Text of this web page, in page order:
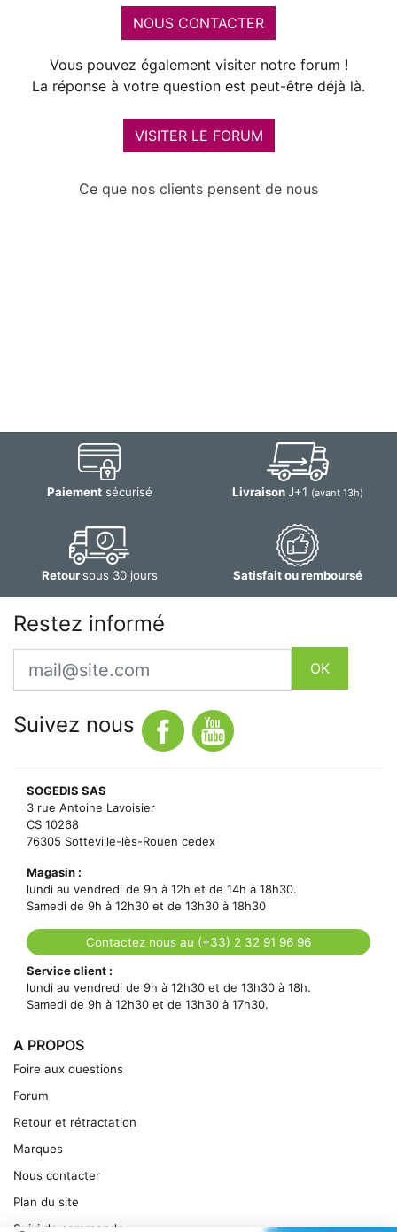
NOUS CONTACTER
Vous pouvez également visiter notre forum !
La réponse à votre question est peut-être déjà là.
VISITER LE FORUM
Ce que nos clients pensent de nous
Paiementsécurisé LivraisonJ+1 (avant 13h)
Retoursous 30 jours Satisfait ou remboursé
Restez informé
Email
OK
Suivez nous
SOGEDIS SAS
3 rue Antoine Lavoisier
CS 10268
76305 Sotteville-lès-Rouen cedex
Magasin :
lundi au vendredi de 9h à 12h et de 14h à 18h30.
Samedi de 9h à 12h30 et de 13h30 à 18h30
Contactez nous au (+33) 2 32 91 96 96
Service client :
lundi au vendredi de 9h à 12h30 et de 13h30 à 18h.
Samedi de 9h à 12h30 et de 13h30 à 17h30.
A PROPOS
Foire aux questions
Forum
Retour et rétractation
Marques
Nous contacter
Plan du site
Suivi de commande